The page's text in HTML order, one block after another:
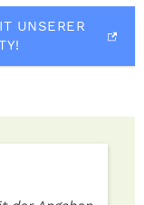
UNSERER